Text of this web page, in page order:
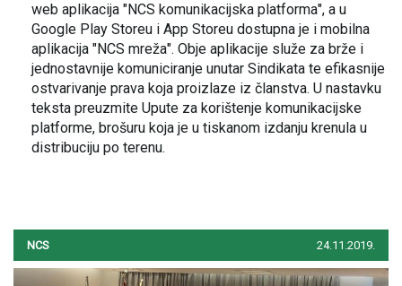
web aplikacija "NCS komunikacijska platforma", a u
Google Play Storeu i App Storeu dostupna je i mobilna
aplikacija "NCS mreža". Obje aplikacije služe za brže i
jednostavnije komuniciranje unutar Sindikata te efikasnije
ostvarivanje prava koja proizlaze iz članstva. U nastavku
teksta preuzmite Upute za korištenje komunikacijske
platforme, brošuru koja je u tiskanom izdanju krenula u
distribuciju po terenu.
NCS 24.11.2019.